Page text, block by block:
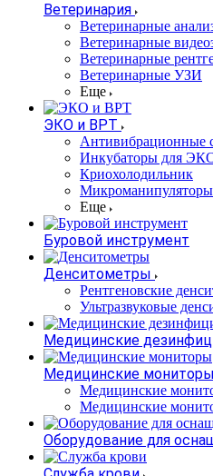
Ветеринария
Ветеринарные
Ветеринарные
Ветеринарные
Ветеринарные УЗИ
Еще
ЭКО и ВРТ
Антивибрационные
Инкубаторы для
Криохолодильник
Микроманипуляторы
Еще
Буровой инструмент
Денситометры
Рентгеновские
Ультразвуковые
Медицинские
Медицинские мониторы
Медицинские
Медицинские
Оборудование для